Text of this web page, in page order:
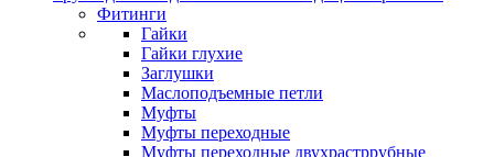
Фитинги
Гайки
Гайки глухие
Заглушки
Маслоподъемные петли
Муфты
Муфты переходные
Муфты переходные двухрастррубные